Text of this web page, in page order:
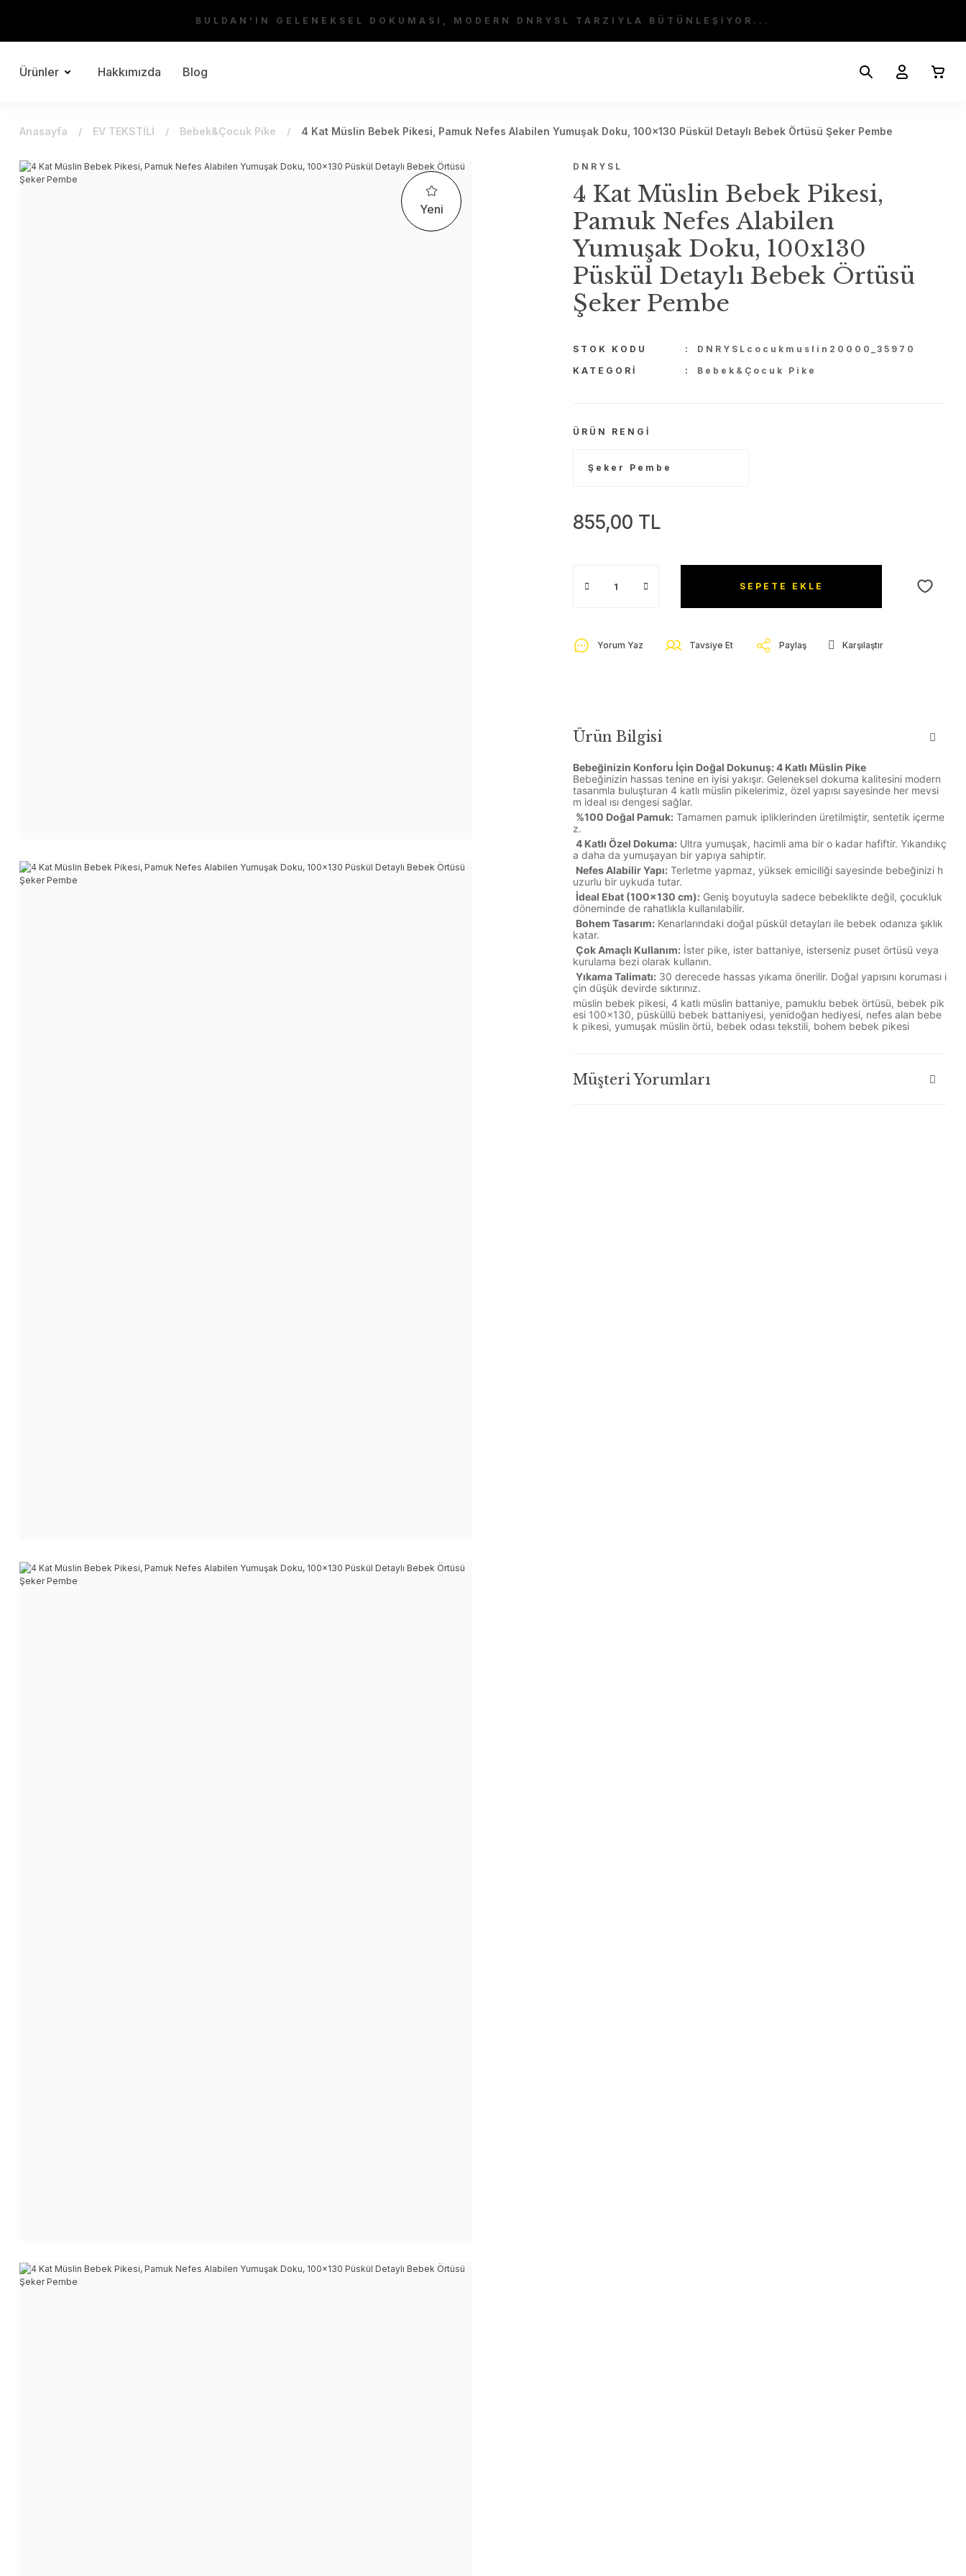
BULDAN'IN GELENEKSEL DOKUMASI, MODERN DNRYSL TARZIYLA BÜTÜNLEŞİYOR...
Ürünler Hakkımızda Blog
Anasayfa EV TEKSTİLİ Bebek&Çocuk Pike 4 Kat Müslin Bebek Pikesi, Pamuk Nefes Alabilen Yumuşak Doku, 100x130 Püskül Detaylı Bebek Örtüsü Şeker Pembe
Yeni
DNRYSL
4 Kat Müslin Bebek Pikesi,
Pamuk Nefes Alabilen
Yumuşak Doku, 100x130
Püskül Detaylı Bebek Örtüsü
Şeker Pembe
STOK KODU
DNRYSLcocukmuslin20000_35970
KATEGORI
Bebek&Çocuk Pike
ÜRÜN RENGI
855,00 TL
SEPETE EKLE
Yorum Yaz Tavsiye Et Paylaş Karşılaştır
Ürün Bilgisi
Bebeğinizin Konforu İçin Doğal Dokunuş: 4 Katlı Müslin Pike
Bebeğinizin hassas tenine en iyisi yakışır. Geleneksel dokuma kalitesini modern
tasarımla buluşturan 4 katlı müslin pikelerimiz, özel yapısı sayesinde her mevsi
m ideal ısı dengesi sağlar.
%100 Doğal Pamuk: Tamamen pamuk ipliklerinden üretilmiştir, sentetik içerme
z.
4 Katlı Özel Dokuma: Ultra yumuşak, hacimli ama bir o kadar hafiftir. Yıkandıkç
a daha da yumuşayan bir yapıya sahiptir.
Nefes Alabilir Yapı: Terletme yapmaz, yüksek emiciliği sayesinde bebeğinizi h
uzurlu bir uykuda tutar.
İdeal Ebat (100x130 cm): Geniş boyutuyla sadece bebeklikte değil, çocukluk
döneminde de rahatlıkla kullanılabilir.
Bohem Tasarım: Kenarlarındaki doğal püskül detayları ile bebek odanıza şıklık
katar.
Çok Amaçlı Kullanım: İster pike, ister battaniye, isterseniz puset örtüsü veya
kurulama bezi olarak kullanın.
Yıkama Talimatı: 30 derecede hassas yıkama önerilir. Doğal yapısını koruması i
çin düşük devirde sıktırınız.
müslin bebek pikesi, 4 katlı müslin battaniye, pamuklu bebek örtüsü, bebek pik
esi 100x130, püsküllü bebek battaniyesi, yenidoğan hediyesi, nefes alan bebe
k pikesi, yumuşak müslin örtü, bebek odası tekstili, bohem bebek pikesi
Müşteri Yorumları